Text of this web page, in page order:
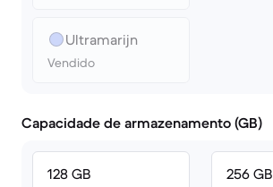
Ultramarijn
Vendido
Capacidade de armazenamento (GB)
128 GB 256 GB